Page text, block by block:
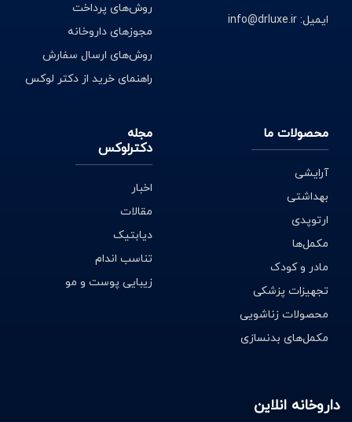
ایمیل: info@drluxe.ir
روش‌های پرداخت
مجوزهای داروخانه
روش‌های ارسال سفارش
راهنمای خرید از دکتر لوکس
محصولات ما
آرایشی
بهداشتی
ارتوپدی
مکمل‌ها
مادر و کودک
تجهیزات پزشکی
محصولات زناشویی
مکمل‌های بدنسازی
مجله
دکترلوکس
اخبار
مقالات
دیابتیک
تناسب اندام
زیبایی پوست و مو
داروخانه انلاین